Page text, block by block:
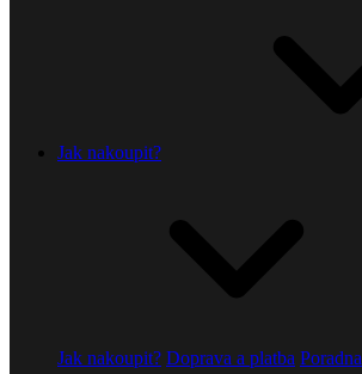
Jak nakoupit?
Jak nakoupit? Doprava a platba Poradna